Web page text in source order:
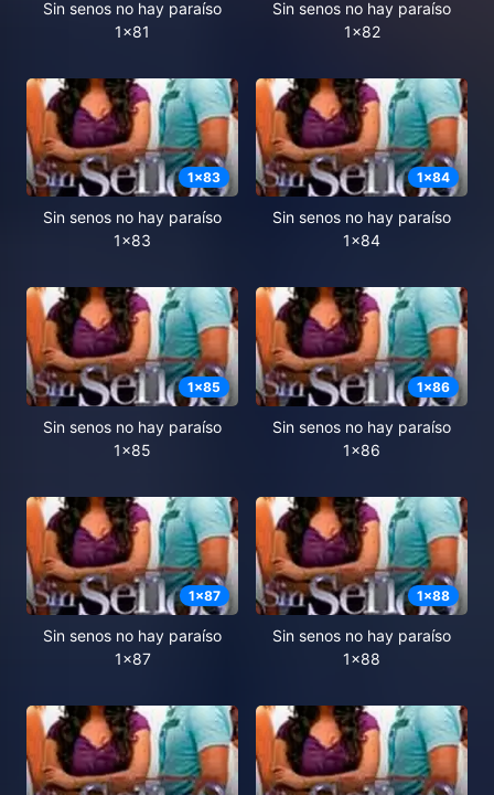
Sin senos no hay paraíso
1x81
Sin senos no hay paraíso
1x82
1x83
Sin senos no hay paraíso
1x83
1x84
Sin senos no hay paraíso
1x84
1x85
Sin senos no hay paraíso
1x85
1x86
Sin senos no hay paraíso
1x86
1x87
Sin senos no hay paraíso
1x87
1x88
Sin senos no hay paraíso
1x88